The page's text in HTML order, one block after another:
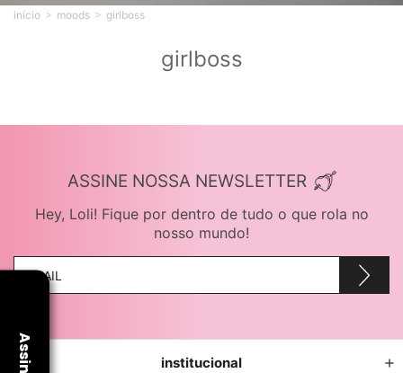
início moods girlboss
girlboss
ASSINE NOSSA NEWSLETTER
Hey, Loli! Fique por dentro de tudo o que rola no
nosso mundo!
institucional